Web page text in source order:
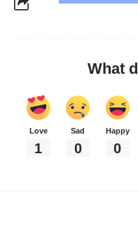
What
Love
1
Sad
0
Happy
0